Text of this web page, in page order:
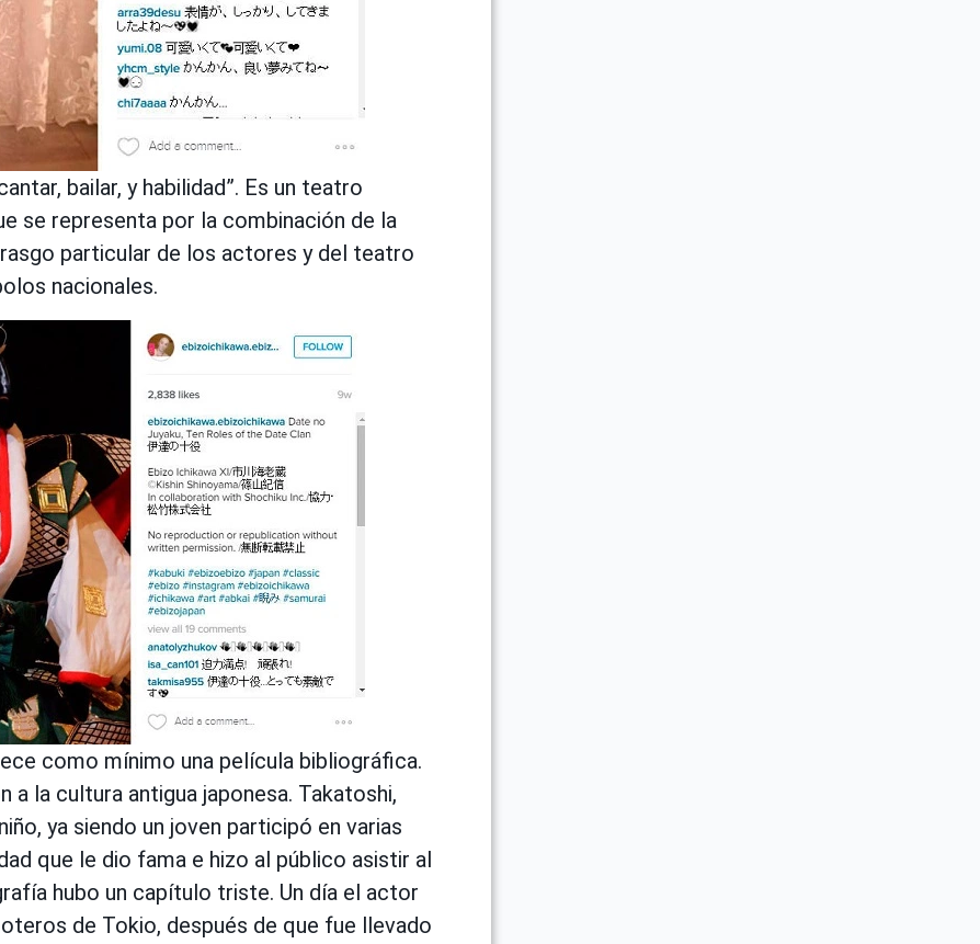
bailar, y habilidad”. Es un teatro
se representa por la combinación de la
particular de los actores y del teatro
nacionales.
como mínimo una película bibliográfica.
a la cultura antigua japonesa. Takatoshi,
ya siendo un joven participó en varias
que le dio fama e hizo al público asistir al
hubo un capítulo triste. Un día el actor
de Tokio, después de que fue llevado